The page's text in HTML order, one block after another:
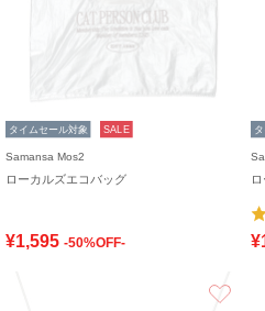
タイムセール対象 SALE
Samansa Mos2
ローカルズエコバッグ
¥1,595 -50%OFF-